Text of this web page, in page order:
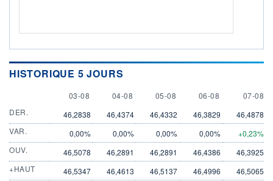
HISTORIQUE 5 JOURS
3 AUGUST
03-08 4 AUGUST
04-08 5 AUGUST
05-08 6 AUGUST
06-08 7
07-08
DER.
46,2838 46,4374 46,4332 46,3829
46,4878
VAR.
0,00% 0,00% 0,00% 0,00%
+0,23%
OUV.
46,5078 46,2891 46,2891 46,4386
46,3925
+HAUT
46,5347 46,4613 46,5137 46,4996
46,5065